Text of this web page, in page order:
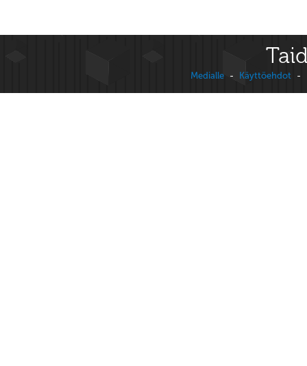
Medialle - Käyttöehdot -